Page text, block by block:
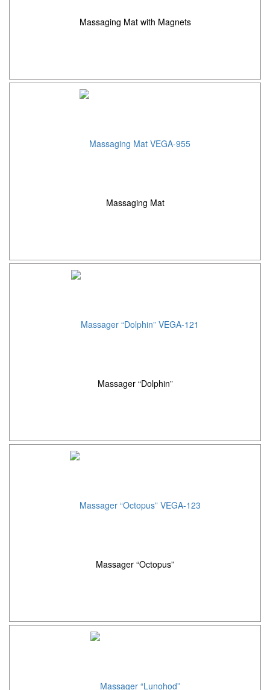
Massaging Mat with Magnets
Massaging Mat
Massager “Dolphin”
Massager “Octopus”